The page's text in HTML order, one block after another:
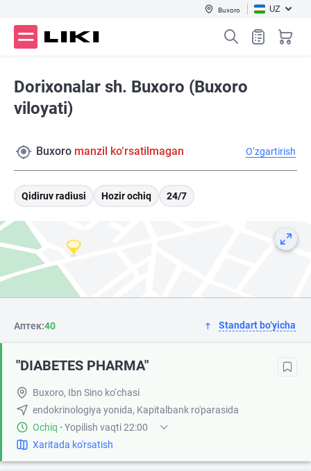
Buxoro UZ
Dorixonalar sh. Buxoro (Buxoro
viloyati)
Buxoro manzil ko‘rsatilmagan O‘zgartirish
Qidiruv radiusi Hozir ochiq 24/7
Аптек:40 Standart bo‘yicha
"DIABETES PHARMA"
Buxoro, Ibn Sino ko‘chasi
endokrinologiya yonida, Kapitalbank ro'parasida
Ochiq · Yopilish vaqti 22:00
Xaritada ko'rsatish